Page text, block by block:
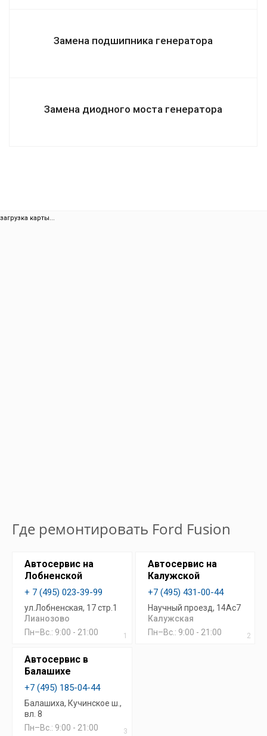
Замена подшипника генератора
Замена диодного моста генератора
загрузка карты...
Где ремонтировать Ford Fusion
1
Автосервис на
Лобненской
+ 7 (495) 023-39-99
ул.Лобненская, 17 стр.1
Лианозово
Пн–Вс.: 9:00 - 21:00
2
Автосервис на
Калужской
+7 (495) 431-00-44
Научный проезд, 14Ас7
Калужская
Пн–Вс.: 9:00 - 21:00
3
Автосервис в
Балашихе
+7 (495) 185-04-44
Балашиха, Кучинское ш.,
вл. 8
Пн–Вс.: 9:00 - 21:00